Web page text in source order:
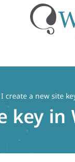
create a new site
in